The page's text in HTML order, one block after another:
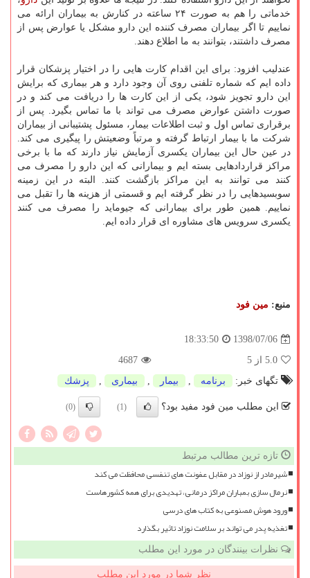
خدماتی را هم به صورت ۲۴ ساعته در كنارش به بیماران ارائه می
نماییم تا اگر بیماران مصرف كننده این دارو مشكل یا عوارض پس از
مصرف داشتند، بتوانند به ما اطلاع دهند.
عندلیب افزود: برای این اقدام كارت هایی را در اختیار پزشكان قرار
داده ایم كه شماره تلفنی روی آن وجود دارد و هر بیماری كه برایش
این دارو تجویز شود، یكی از این كارت ها را دریافت می كند و در
صورت داشتن عوارض مصرف می تواند با ما تماس بگیرد. پس از
برقراری تماس اول و ثبت اطلاعات بیمار، مسئول پشتیبانی از بیماران
شركت ما با بیمار ارتباط گرفته و مرتباً وضعیتش را پیگیری می كند.
در عین حال این بیماران یكسری آزمایش نیاز دارند كه ما با برخی
مراكز قراردادهایی بسته ایم و بیمارانی كه این دارو را مصرف می
كنند می توانند به این مراكز بازگشت كنند. البته در این زمینه
سوبسیدهایی را در نظر گرفته ایم و قسمتی از هزینه ها را تقبل می
نماییم. همین طور برای بیمارانی كه جیوماید را مصرف می كنند
یكسری سرویس های مشاوره ای قرار داده ایم.
منبع: مین فود
1398/07/06
18:33:50
5.0 از 5
4687
تگهای خبر:
برنامه , بیمار , بیماری , پزشك
این مطلب مین فود مفید بود؟ (1)
(0)
تازه ترین مطالب مرتبط
شیرمادر از نوزاد در مقابل عفونت های تنفسی محافظت می کند
نرمال سازی بمباران مراکز درمانی، تهدیدی برای همه کشورهاست
ورود هوش مصنوعی به کتاب های درسی
تغذیه پدر می تواند بر سلامت نوزاد تاثیر بگذارد
نظرات بینندگان در مورد این مطلب
نظر شما در مورد این مطلب